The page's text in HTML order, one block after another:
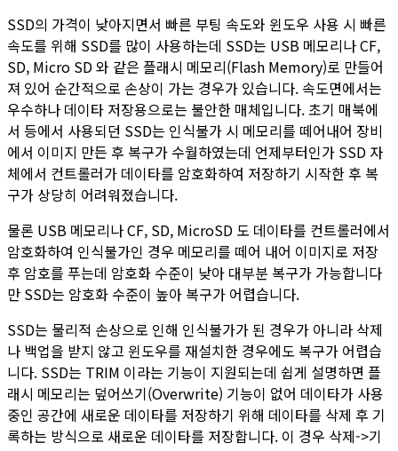
SSD의 가격이 낮아지면서 빠른 부팅 속도와 윈도우 사용 시 빠른
속도를 위해 SSD를 많이 사용하는데 SSD는 USB 메모리나 CF,
SD, Micro SD 와 같은 플래시 메모리(Flash Memory)로 만들어
져 있어 순간적으로 손상이 가는 경우가 있습니다. 속도면에서는
우수하나 데이타 저장용으로는 불안한 매체입니다. 초기 매북에
서 등에서 사용되던 SSD는 인식불가 시 메모리를 떼어내어 장비
에서 이미지 만든 후 복구가 수월하였는데 언제부터인가 SSD 자
체에서 컨트롤러가 데이타를 암호화하여 저장하기 시작한 후 복
구가 상당히 어려워졌습니다.
물론 USB 메모리나 CF, SD, MicroSD 도 데이타를 컨트롤러에서
암호화하여 인식불가인 경우 메모리를 떼어 내어 이미지로 저장
후 암호를 푸는데 암호화 수준이 낮아 대부분 복구가 가능합니다
만 SSD는 암호화 수준이 높아 복구가 어렵습니다.
SSD는 물리적 손상으로 인해 인식불가가 된 경우가 아니라 삭제
나 백업을 받지 않고 윈도우를 재설치한 경우에도 복구가 어렵습
니다. SSD는 TRIM 이라는 기능이 지원되는데 쉽게 설명하면 플
래시 메모리는 덮어쓰기(Overwrite) 기능이 없어 데이타가 사용
중인 공간에 새로운 데이타를 저장하기 위해 데이타를 삭제 후 기
록하는 방식으로 새로운 데이타를 저장합니다. 이 경우 삭제->기